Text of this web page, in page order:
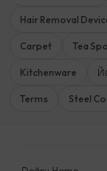
Hair Removal
Carpet Tea
Kitchenware
Terms Steel